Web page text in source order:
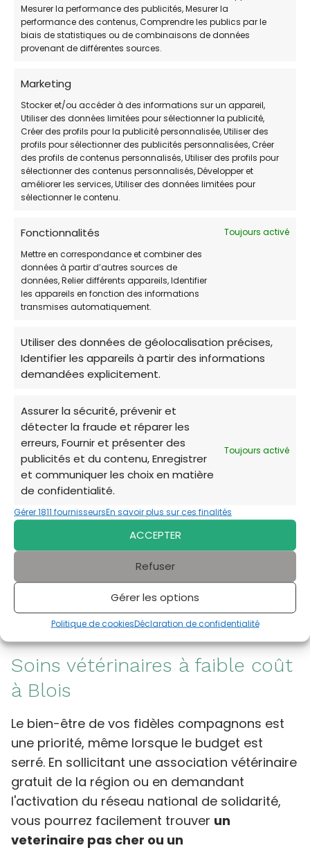
Mesurer la performance des publicités, Mesurer la
performance des contenus, Comprendre les publics par le
biais de statistiques ou de combinaisons de données
provenant de différentes sources.
Marketing
Stocker et/ou accéder à des informations sur un appareil,
Utiliser des données limitées pour sélectionner la publicité,
Créer des profils pour la publicité personnalisée, Utiliser des
profils pour sélectionner des publicités personnalisées, Créer
des profils de contenus personnalisés, Utiliser des profils pour
sélectionner des contenus personnalisés, Développer et
améliorer les services, Utiliser des données limitées pour
sélectionner le contenu.
Fonctionnalités
Toujours activé
Mettre en correspondance et combiner des
données à partir d’autres sources de
données, Relier différents appareils, Identifier
les appareils en fonction des informations
transmises automatiquement.
Utiliser des données de géolocalisation précises,
Identifier les appareils à partir des informations
demandées explicitement.
Assurer la sécurité, prévenir et
détecter la fraude et réparer les
erreurs, Fournir et présenter des
publicités et du contenu, Enregistrer
et communiquer les choix en matière
de confidentialité.
Toujours activé
Gérer 1811 fournisseursEn savoir plus sur ces finalités
ACCEPTER
Refuser
Gérer les options
Politique de cookiesDéclaration de confidentialité
Explorer les
3. Vétérinaires Pour Tous (VPT)
- Loir-et-Cher
📧E-MAIL:
reseauvpt2021@gmail.com
https://veterinairespourtous.fr/
Services offerts:
✓ Prise en charge partielle des chirurgies d'urgence.
✓ Actes de stérilisation et d'identification
Ce réseau national de vétérinaires praticiens
collabore étroitement avec les services sociaux
de Blois. Destiné auxpersonnes en situation
de précarité(bénéficiaires du RSA, étudiants
boursiers, personnes sans domicile), il permet
de faire soigner son animal dans une clinique
classique, l’État ou le réseau prenant en charge
une grande partie des frais.
Soins vétérinaires à faible coût
à Blois
Le bien-être de vos fidèles compagnons est
une priorité, même lorsque le budget est
serré. En sollicitant une association vétérinaire
gratuit de la région ou en demandant
l'activation du réseau national de solidarité,
vous pourrez facilement trouver un
veterinaire pas cher ou un